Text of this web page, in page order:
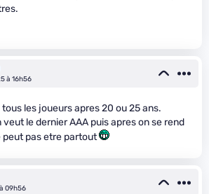
à 16h56
les joueurs apres 20 ou 25 ans.
le dernier AAA puis apres on se rend
peut pas etre partout
09h56